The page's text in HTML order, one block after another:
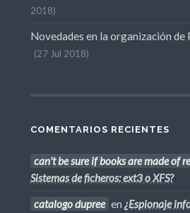
2018
Novedades en la organización
27 Jul 2018
COMENTARIOS RECIENTES
can't be sure if books are made of
Sistemas de ficheros: ext3 o XFS?
catalogo dupree en ¿Espionaje